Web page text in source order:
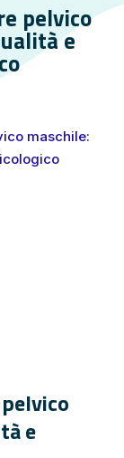
pelvico
e
maschile:
e